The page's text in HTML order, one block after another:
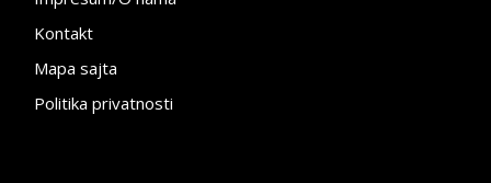
Kontakt
Mapa sajta
Politika privatnosti